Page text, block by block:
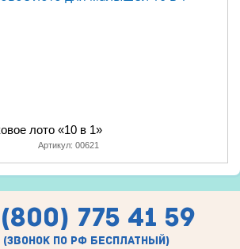
лото «10 в 1»
Артикул: 00621
775 41 59
(звонок по рф бесплатный)